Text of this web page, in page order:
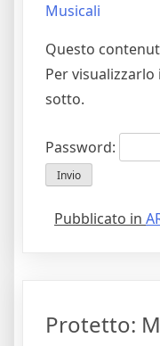
Musicali
Questo
Per
sotto.
Password:
Pubblicato in
Protetto: